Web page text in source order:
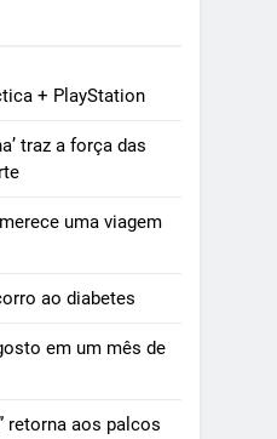
+ PlayStation
traz a força das
uma viagem
ao diabetes
em um mês de
retorna aos palcos